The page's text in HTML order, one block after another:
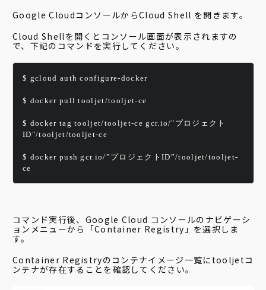
Google CloudコンソールからCloud Shell を開きます。
Cloud Shellを開くとコンソール画面が表示されますの
で、下記のコマンドを実行してください。
$ gcloud auth configure-docker
$ docker pull tooljet/tooljet-ce
$ docker tag tooljet/tooljet-ce gcr.io/"プロジェクト
ID"/tooljet/tooljet-ce
$ docker push gcr.io/”プロジェクトID”/tooljet/tooljet-
ce
コマンド実行後、Google Cloud コンソールのナビゲーシ
ョンメニューから「Container Registry」を選択しま
す。
Container Registryのコンテナイメージ一覧にtooljetコ
ンテナが存在することを確認してください。